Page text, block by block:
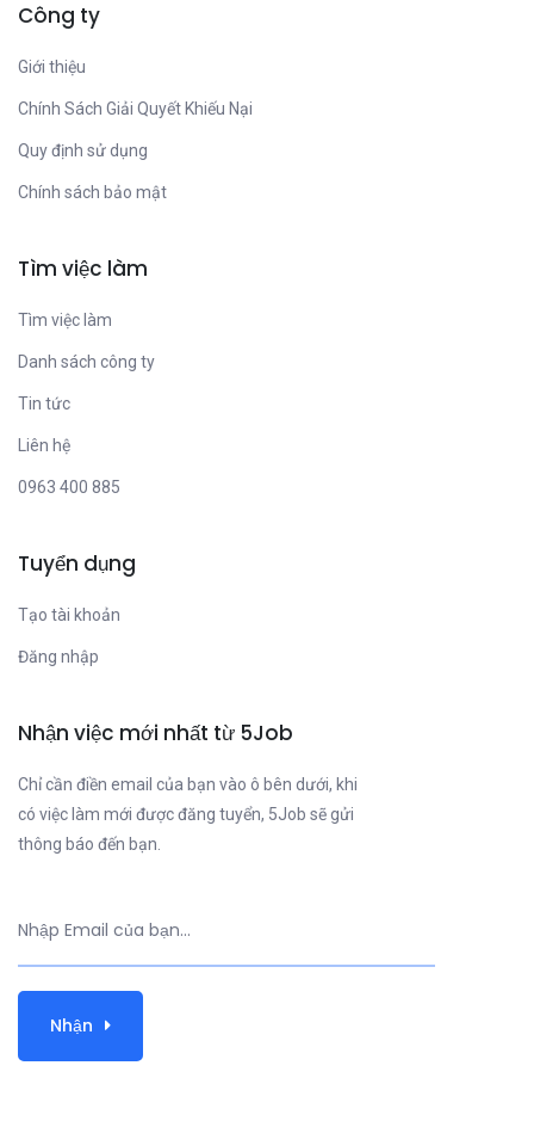
Công ty
Giới thiệu
Chính Sách Giải Quyết Khiếu Nại
Quy định sử dụng
Chính sách bảo mật
Tìm việc làm
Tìm việc làm
Danh sách công ty
Tin tức
Liên hệ
0963 400 885
Tuyển dụng
Tạo tài khoản
Đăng nhập
Nhận việc mới nhất từ 5Job
Chỉ cần điền email của bạn vào ô bên dưới, khi
có việc làm mới được đăng tuyển, 5Job sẽ gửi
thông báo đến bạn.
Nhận